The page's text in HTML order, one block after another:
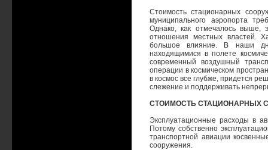
Стоимость стационарных
муниципального аэропорта
Однако, как отмечалось выше,
отношения местных властей.
большое влияние. В наши
находящимися в полете
современный воздушный
операции в космическом
в космос все глубже, придется
слежение и поддерживать
СТОИМОСТЬ СТАЦИОНАРНЫХ
Эксплуатационные расходы в
Потому собственно
транспортной авиации
сооружения.